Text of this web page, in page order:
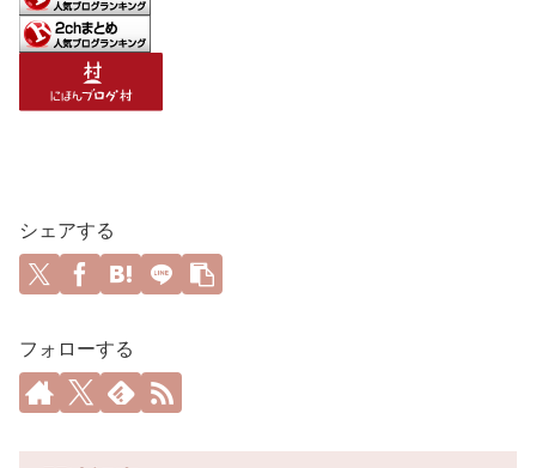
シェアする
フォローする